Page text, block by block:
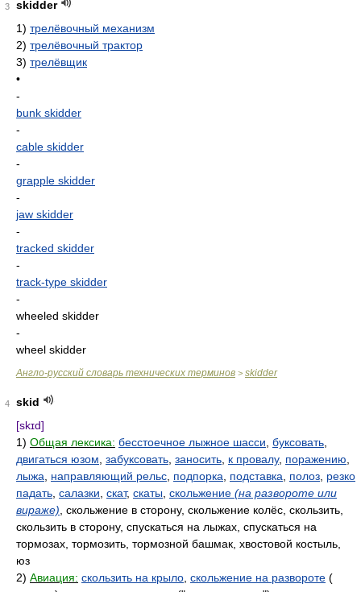
3
skidder
1) трелёвочный механизм
2) трелёвочный трактор
3) трелёвщик
•
-
bunk skidder
-
cable skidder
-
grapple skidder
-
jaw skidder
-
tracked skidder
-
track-type skidder
-
wheeled skidder
-
wheel skidder
Англо-русский словарь технических терминов > skidder
4
skid
[skɪd]
1) Общая лексика: бесстоечное лыжное шасси буксовать
двигаться юзом забуксовать заносить к провалу, поражению
лыжа
направляющий рельс подпорка подставка полоз резко
падать салазки скат, скаты скольжение (на развороте или
вираже) , скольжение в сторону, скольжение колёс, скользить,
скользить в сторону, спускаться на лыжах, спускаться на
тормозах, тормозить, тормозной башмак, хвостовой костыль,
юз
2) Авиация: скользить на крыло скольжение на развороте (